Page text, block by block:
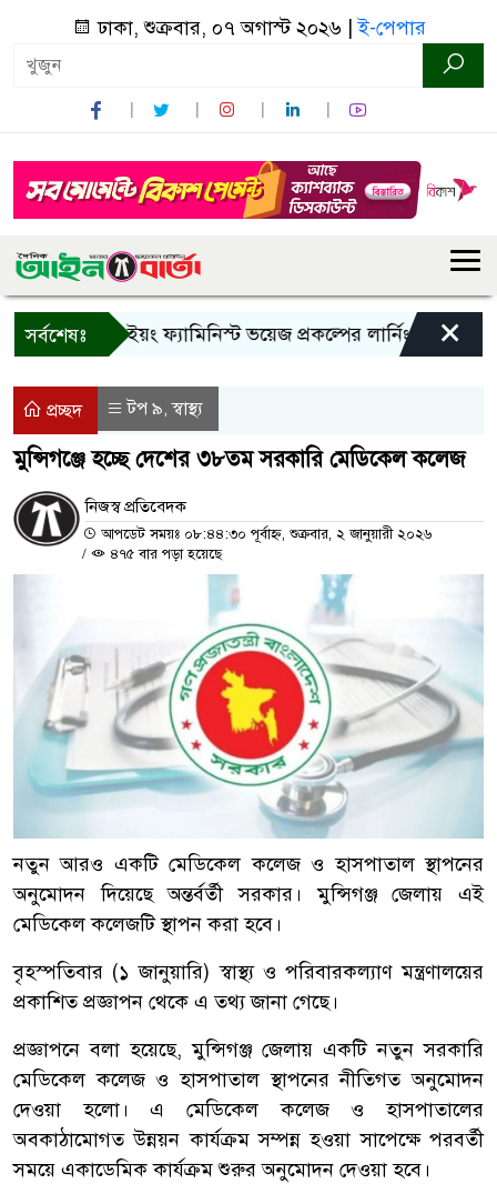
ঢাকা, শুক্রবার, ০৭ অগাস্ট ২০২৬ |ই-পেপার
সর্বশেষঃ
বান্দরবানে ইয়ং ফ্যামিনিস্ট ভয়েজ প্রকল্পের লার্নিং শেয়ারিং
×
প্রচ্ছদ টপ ৯,স্বাস্থ্য
মুন্সিগঞ্জে হচ্ছে দেশের ৩৮তম সরকারি মেডিকেল কলেজ
নিজস্ব প্রতিবেদক
আপডেট সময়ঃ ০৮:৪৪:৩০ পূর্বাহ্ন, শুক্রবার, ২ জানুয়ারী ২০২৬
/
৪৭৫ বার পড়া হয়েছে
নতুন আরও একটি মেডিকেল কলেজ ও হাসপাতাল স্থাপনের
অনুমোদন দিয়েছে অন্তর্বর্তী সরকার। মুন্সিগঞ্জ জেলায় এই
মেডিকেল কলেজটি স্থাপন করা হবে।
বৃহস্পতিবার (১ জানুয়ারি) স্বাস্থ্য ও পরিবারকল্যাণ মন্ত্রণালয়ের
প্রকাশিত প্রজ্ঞাপন থেকে এ তথ্য জানা গেছে।
প্রজ্ঞাপনে বলা হয়েছে, মুন্সিগঞ্জ জেলায় একটি নতুন সরকারি
মেডিকেল কলেজ ও হাসপাতাল স্থাপনের নীতিগত অনুমোদন
দেওয়া হলো। এ মেডিকেল কলেজ ও হাসপাতালের
অবকাঠামোগত উন্নয়ন কার্যক্রম সম্পন্ন হওয়া সাপেক্ষে পরবর্তী
সময়ে একাডেমিক কার্যক্রম শুরুর অনুমোদন দেওয়া হবে।